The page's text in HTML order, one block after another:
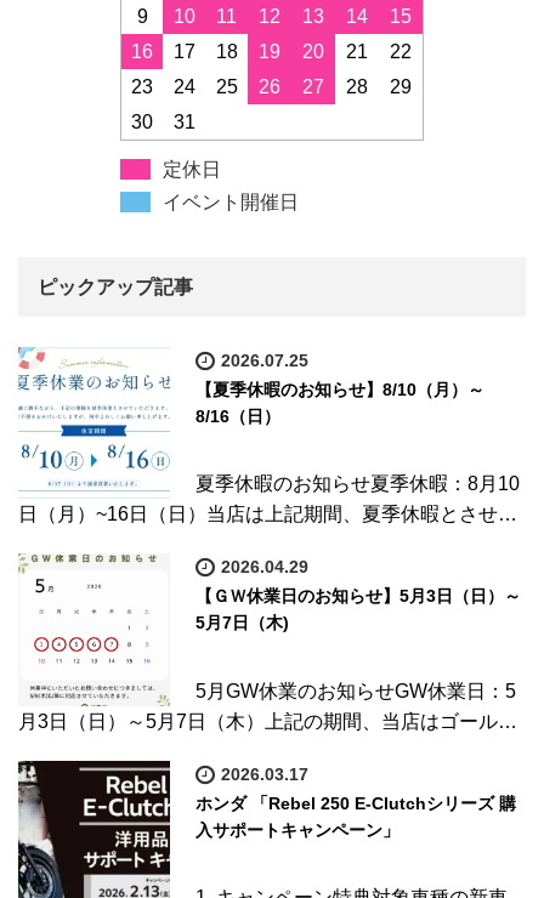
9 10 11 12 13 14
15
16
17 18 19 20 21
22
23
24 25 26 27 28
29
30
31
定休日
イベント開催日
ピックアップ記事
2026.07.25
【夏季休暇のお知らせ】8/10（月）～
8/16（日）
夏季休暇のお知らせ夏季休暇：8月10
日（月）~16日（日）当店は上記期間、夏季休暇とさせ…
2026.04.29
【ＧＷ休業日のお知らせ】5月3日（日）～
5月7日（木)
5月GW休業のお知らせGW休業日：5
月3日（日）～5月7日（木）上記の期間、当店はゴール…
2026.03.17
ホンダ 「Rebel 250 E-Clutchシリーズ 購
入サポートキャンペーン」